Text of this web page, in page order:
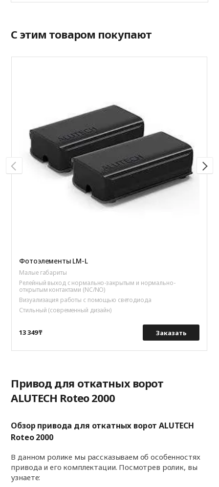
С этим товаром покупают
Фотоэлементы LM-L
Малые габариты
Релейный выход с нормально-закрытым и нормально-
открытым контактами (NC/NO)
Визуализация работы с помощью светодиода
Стильный (современный дизайн)
13 349 ₸ Заказать
Привод для откатных ворот
ALUTECH Roteo 2000
Обзор привода для откатных ворот ALUTECH
Roteo 2000
В данном ролике мы рассказываем об особенностях
привода и его комплектации. Посмотрев ролик, вы
узнаете: